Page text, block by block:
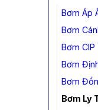
Bơm Áp
Bơm
Bơm CIP
Bơm
Bơm
Bơm Ly